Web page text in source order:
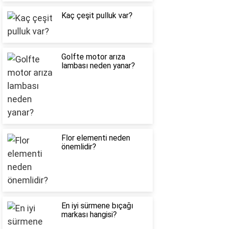
Kaç çeşit pulluk var?
Golfte motor arıza
lambası neden yanar?
Flor elementi neden
önemlidir?
En iyi sürmene bıçağı
markası hangisi?